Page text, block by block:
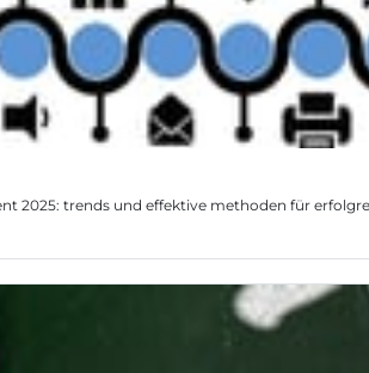
2025: trends und effektive methoden für